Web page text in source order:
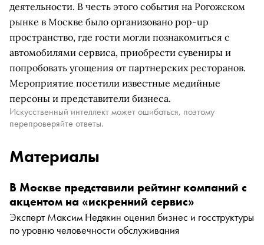
деятельности. В честь этого события на Рогожском
рынке в Москве было организовано pop-up
пространство, где гости могли познакомиться с
автомобилями сервиса, приобрести сувениры и
попробовать угощения от партнерских ресторанов.
Мероприятие посетили известные медийные
персоны и представители бизнеса.
Искусственный интеллект может ошибаться, поэтому
перепроверяйте ответы.
Материалы
В Москве представили рейтинг компаний с
акцентом на «искренний сервис»
Эксперт Максим Недякин оценил бизнес и госструктуры
по уровню человечности обслуживания